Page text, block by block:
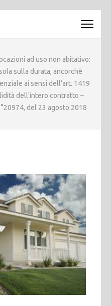
ad uso non abitativo:
sulla durata, ancorchè
ai sensi dell’art. 1419
dell’intero contratto –
del 23 agosto 2018